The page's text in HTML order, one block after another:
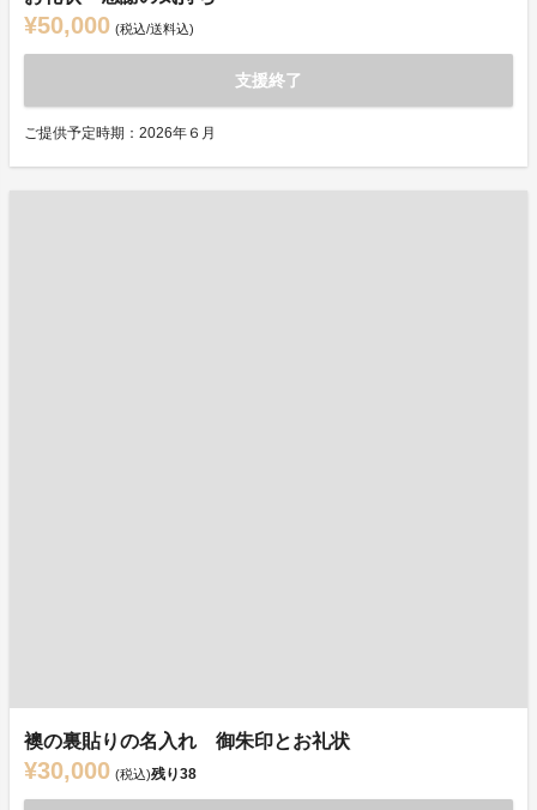
¥50,000 (税込/送料込)
支援終了
ご提供予定時期：2026年６月
襖の裏貼りの名入れ 御朱印とお礼状
¥30,000 (税込)残り38